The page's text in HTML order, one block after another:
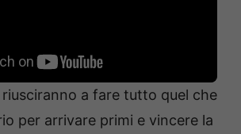
a fare tutto quel che
per arrivare primi e vincere la